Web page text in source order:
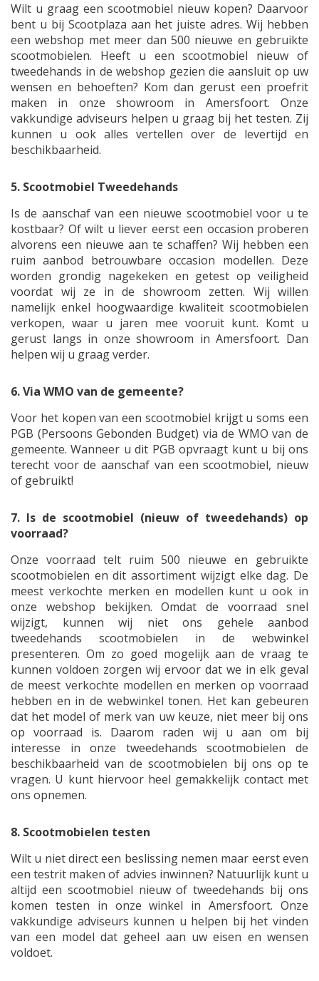
Wilt u graag een scootmobiel nieuw kopen? Daarvoor
bent u bij Scootplaza aan het juiste adres. Wij hebben
een webshop met meer dan 500 nieuwe en gebruikte
scootmobielen. Heeft u een scootmobiel nieuw of
tweedehands in de webshop gezien die aansluit op uw
wensen en behoeften? Kom dan gerust een proefrit
maken in onze showroom in Amersfoort. Onze
vakkundige adviseurs helpen u graag bij het testen. Zij
kunnen u ook alles vertellen over de levertijd en
beschikbaarheid.
5. Scootmobiel Tweedehands
Is de aanschaf van een nieuwe scootmobiel voor u te
kostbaar? Of wilt u liever eerst een occasion proberen
alvorens een nieuwe aan te schaffen? Wij hebben een
ruim aanbod betrouwbare occasion modellen. Deze
worden grondig nagekeken en getest op veiligheid
voordat wij ze in de showroom zetten. Wij willen
namelijk enkel hoogwaardige kwaliteit scootmobielen
verkopen, waar u jaren mee vooruit kunt. Komt u
gerust langs in onze showroom in Amersfoort. Dan
helpen wij u graag verder.
6. Via WMO van de gemeente?
Voor het kopen van een scootmobiel krijgt u soms een
PGB (Persoons Gebonden Budget) via de WMO van de
gemeente. Wanneer u dit PGB opvraagt kunt u bij ons
terecht voor de aanschaf van een scootmobiel, nieuw
of gebruikt!
7. Is de scootmobiel (nieuw of tweedehands) op
voorraad?
Onze voorraad telt ruim 500 nieuwe en gebruikte
scootmobielen en dit assortiment wijzigt elke dag. De
meest verkochte merken en modellen kunt u ook in
onze webshop bekijken. Omdat de voorraad snel
wijzigt, kunnen wij niet ons gehele aanbod
tweedehands scootmobielen in de webwinkel
presenteren. Om zo goed mogelijk aan de vraag te
kunnen voldoen zorgen wij ervoor dat we in elk geval
de meest verkochte modellen en merken op voorraad
hebben en in de webwinkel tonen. Het kan gebeuren
dat het model of merk van uw keuze, niet meer bij ons
op voorraad is. Daarom raden wij u aan om bij
interesse in onze tweedehands scootmobielen de
beschikbaarheid van de scootmobielen bij ons op te
vragen. U kunt hiervoor heel gemakkelijk contact met
ons opnemen.
8. Scootmobielen testen
Wilt u niet direct een beslissing nemen maar eerst even
een testrit maken of advies inwinnen? Natuurlijk kunt u
altijd een scootmobiel nieuw of tweedehands bij ons
komen testen in onze winkel in Amersfoort. Onze
vakkundige adviseurs kunnen u helpen bij het vinden
van een model dat geheel aan uw eisen en wensen
voldoet.